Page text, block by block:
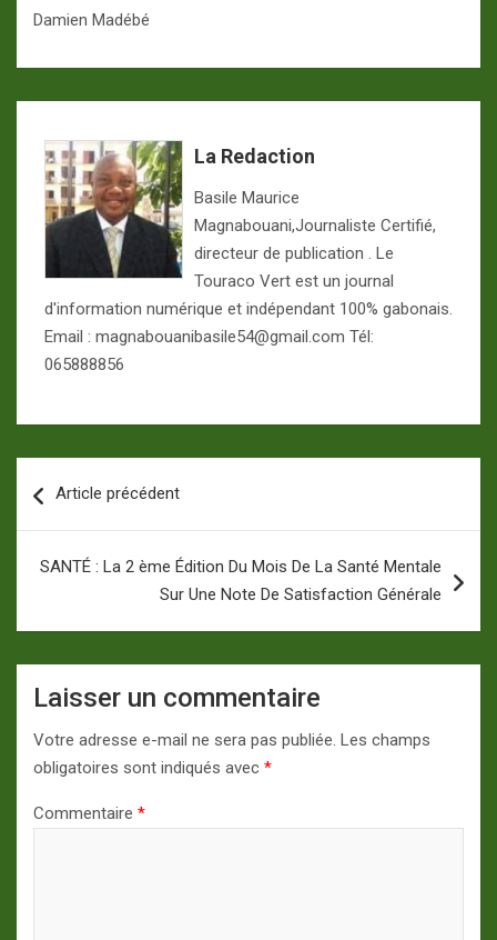
Damien Madébé
La Redaction
Basile Maurice
Magnabouani,Journaliste Certifié,
directeur de publication . Le
Touraco Vert est un journal
d'information numérique et indépendant 100% gabonais.
Email : magnabouanibasile54@gmail.com Tél:
065888856
de
Article précédent
SANTÉ : La 2 ème Édition Du Mois De La Santé Mentale
Sur Une Note De Satisfaction Générale
Laisser un commentaire
Votre adresse e-mail ne sera pas publiée. Les champs
obligatoires sont indiqués avec *
Commentaire *